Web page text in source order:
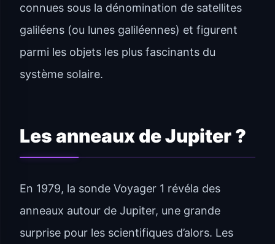
connues sous la dénomination de satellites
galiléens (ou lunes galiléennes) et figurent
parmi les objets les plus fascinants du
système solaire.
Les anneaux de Jupiter ?
En 1979, la sonde Voyager 1 révéla des
anneaux autour de Jupiter, une grande
surprise pour les scientifiques d’alors. Les